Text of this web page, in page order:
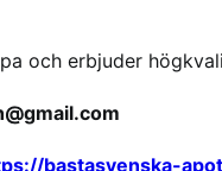
e
i
och erbjuder
bastasvenska-